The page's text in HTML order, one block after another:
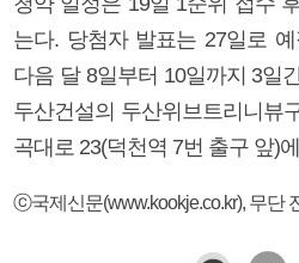
는다. 당첨자 발표는 27일로
다음 달 8일부터 10일까지 3일
두산건설의 두산위브트리니뷰
곡대로 23(덕천역 7번 출구 앞)
ⓒ국제신문(www.kookje.co.kr), 무단